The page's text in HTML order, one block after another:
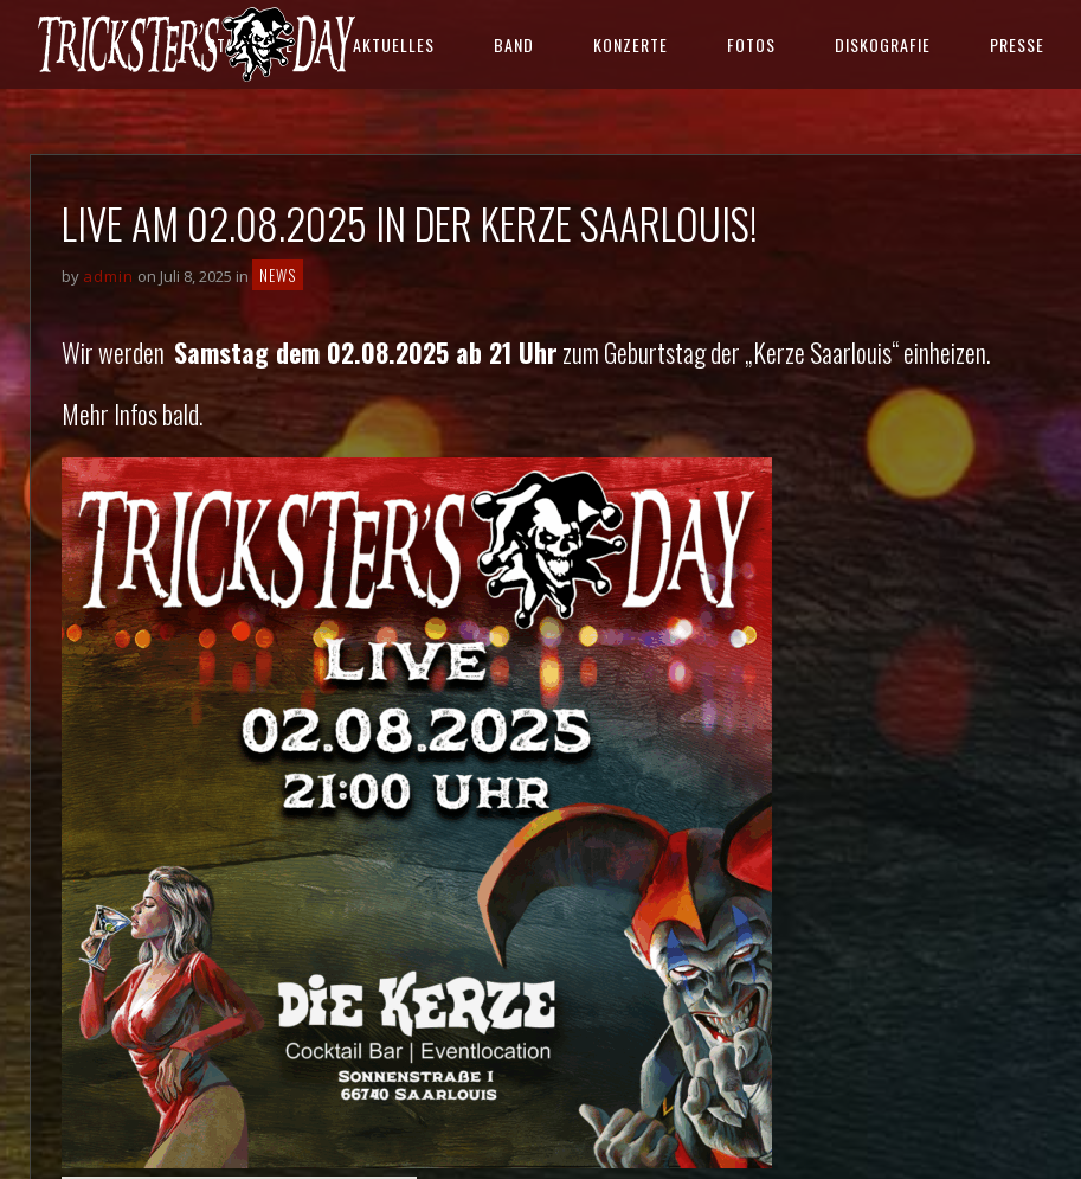
STARTSEITE AKTUELLES BAND KONZERTE FOTOS DISKOGRAFIE PRESSE
LIVE AM 02.08.2025 IN DER KERZE SAARLOUIS!
by admin on Juli 8, 2025 in NEWS
Wir werden Samstag dem 02.08.2025 ab 21 Uhrzum Geburtstag der „Kerze Saarlouis“ einheizen.
Mehr Infos bald.